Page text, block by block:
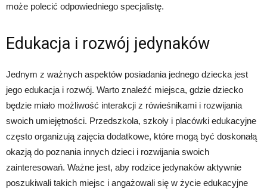
może polecić odpowiedniego specjalistę.
Edukacja i rozwój jedynaków
Jednym z ważnych aspektów posiadania jednego dziecka jest
jego edukacja i rozwój. Warto znaleźć miejsca, gdzie dziecko
będzie miało możliwość interakcji z rówieśnikami i rozwijania
swoich umiejętności. Przedszkola, szkoły i placówki edukacyjne
często organizują zajęcia dodatkowe, które mogą być doskonałą
okazją do poznania innych dzieci i rozwijania swoich
zainteresowań. Ważne jest, aby rodzice jedynaków aktywnie
poszukiwali takich miejsc i angażowali się w życie edukacyjne